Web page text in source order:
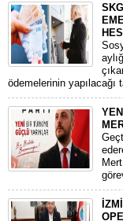
ödemelerinin yapılacağı